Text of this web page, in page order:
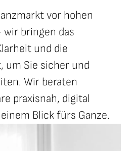
vor hohen
bringen das
und die
um Sie sicher und
Wir beraten
praxisnah, digital
Blick fürs Ganze.